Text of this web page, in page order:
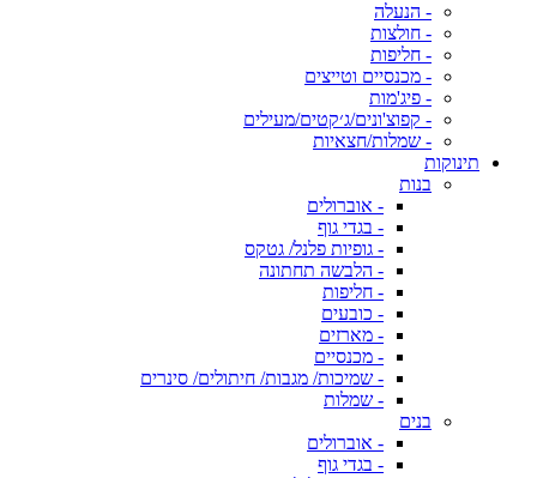
- הנעלה
- חולצות
- חליפות
- מכנסיים וטייצים
- פיג'מות
- קפוצ'ונים/ג׳קטים/מעילים
- שמלות/חצאיות
תינוקות
בנות
- אוברולים
- בגדי גוף
- גופיות פלנל/ גטקס
- הלבשה תחתונה
- חליפות
- כובעים
- מארזים
- מכנסיים
- שמיכות/ מגבות/ חיתולים/ סינרים
- שמלות
בנים
- אוברולים
- בגדי גוף